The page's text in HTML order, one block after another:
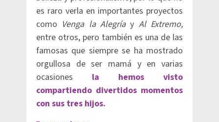
es raro verla en importantes proyectos
como Venga la Alegríay Al Extremo,
entre otros, pero también es una de las
famosas que siempre se ha mostrado
orgullosa de ser mamá y en varias
ocasiones la hemos visto
compartiendo divertidos momentos
con sus tres hijos.